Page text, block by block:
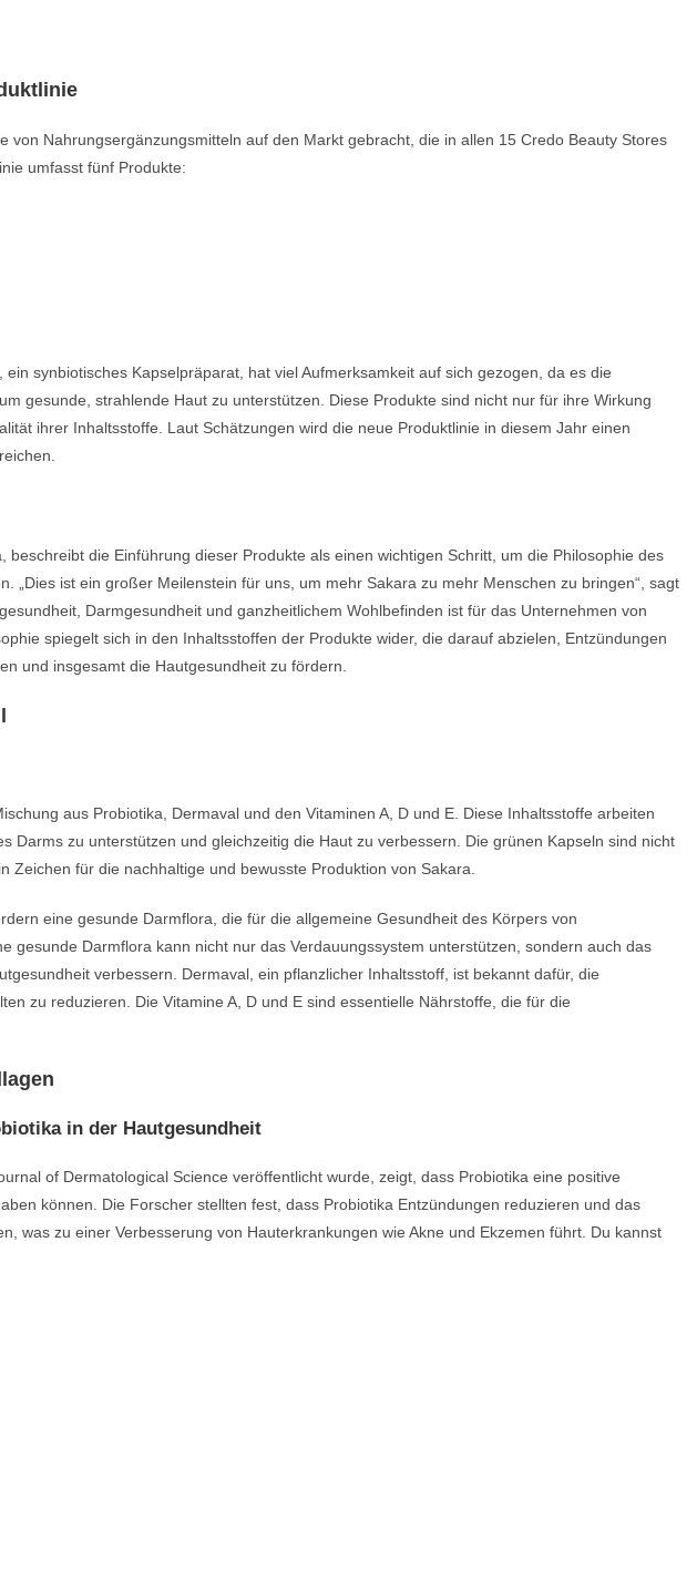
von Nahrungsergänzungsmitteln auf den Markt gebracht, die in allen 15 Credo Beauty Stores
umfasst fünf Produkte:
, ein synbiotisches Kapselpräparat, hat viel Aufmerksamkeit auf sich gezogen, da es die
gesunde, strahlende Haut zu unterstützen. Diese Produkte sind nicht nur für ihre Wirkung
ihrer Inhaltsstoffe. Laut Schätzungen wird die neue Produktlinie in diesem Jahr einen
beschreibt die Einführung dieser Produkte als einen wichtigen Schritt, um die Philosophie des
„Dies ist ein großer Meilenstein für uns, um mehr Sakara zu mehr Menschen zu bringen“, sagt
Darmgesundheit und ganzheitlichem Wohlbefinden ist für das Unternehmen von
spiegelt sich in den Inhaltsstoffen der Produkte wider, die darauf abzielen, Entzündungen
und insgesamt die Hautgesundheit zu fördern.
aus Probiotika, Dermaval und den Vitaminen A, D und E. Diese Inhaltsstoffe arbeiten
Darms zu unterstützen und gleichzeitig die Haut zu verbessern. Die grünen Kapseln sind nicht
Zeichen für die nachhaltige und bewusste Produktion von Sakara.
eine gesunde Darmflora, die für die allgemeine Gesundheit des Körpers von
gesunde Darmflora kann nicht nur das Verdauungssystem unterstützen, sondern auch das
verbessern. Dermaval, ein pflanzlicher Inhaltsstoff, ist bekannt dafür, die
zu reduzieren. Die Vitamine A, D und E sind essentielle Nährstoffe, die für die
in der Hautgesundheit
of Dermatological Science veröffentlicht wurde, zeigt, dass Probiotika eine positive
können. Die Forscher stellten fest, dass Probiotika Entzündungen reduzieren und das
was zu einer Verbesserung von Hauterkrankungen wie Akne und Ekzemen führt. Du kannst